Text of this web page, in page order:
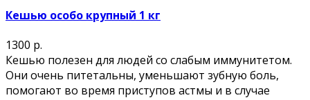
Кешью особо крупный 1 кг
1300 р.
Кешью полезен для людей со слабым иммунитетом.
Они очень питетальны, уменьшают зубную боль,
помогают во время приступов астмы и в случае